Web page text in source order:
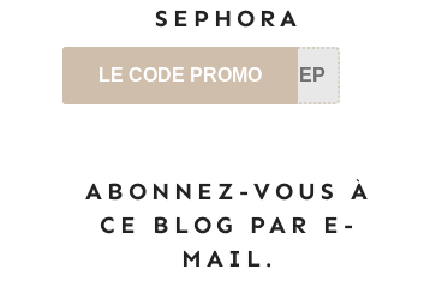
SEPHORA
LE CODE PROMO SEP
ABONNEZ-VOUS À
CE BLOG PAR E-
MAIL.